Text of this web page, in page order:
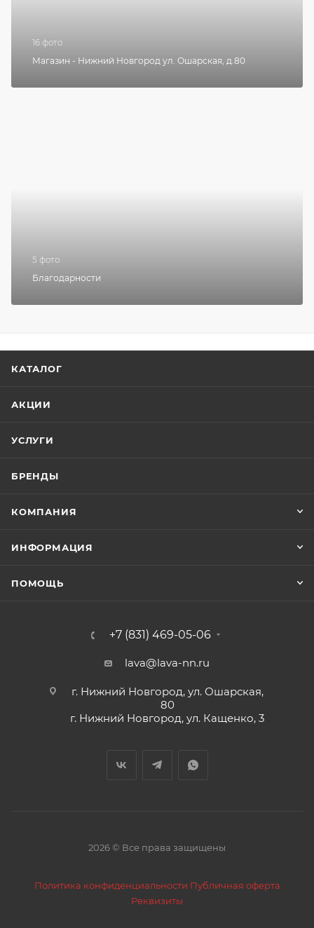
16 фото
Магазин - Нижний Новгород ул. Ошарская, д.80
5 фото
Благодарности
КАТАЛОГ
АКЦИИ
УСЛУГИ
БРЕНДЫ
КОМПАНИЯ
ИНФОРМАЦИЯ
ПОМОЩЬ
+7 (831) 469-05-06
lava@lava-nn.ru
г. Нижний Новгород, ул. Ошарская,
80
г. Нижний Новгород, ул. Кащенко, 3
2026 © Все права защищены
Политика конфиденциальности Публичная оферта
Реквизиты